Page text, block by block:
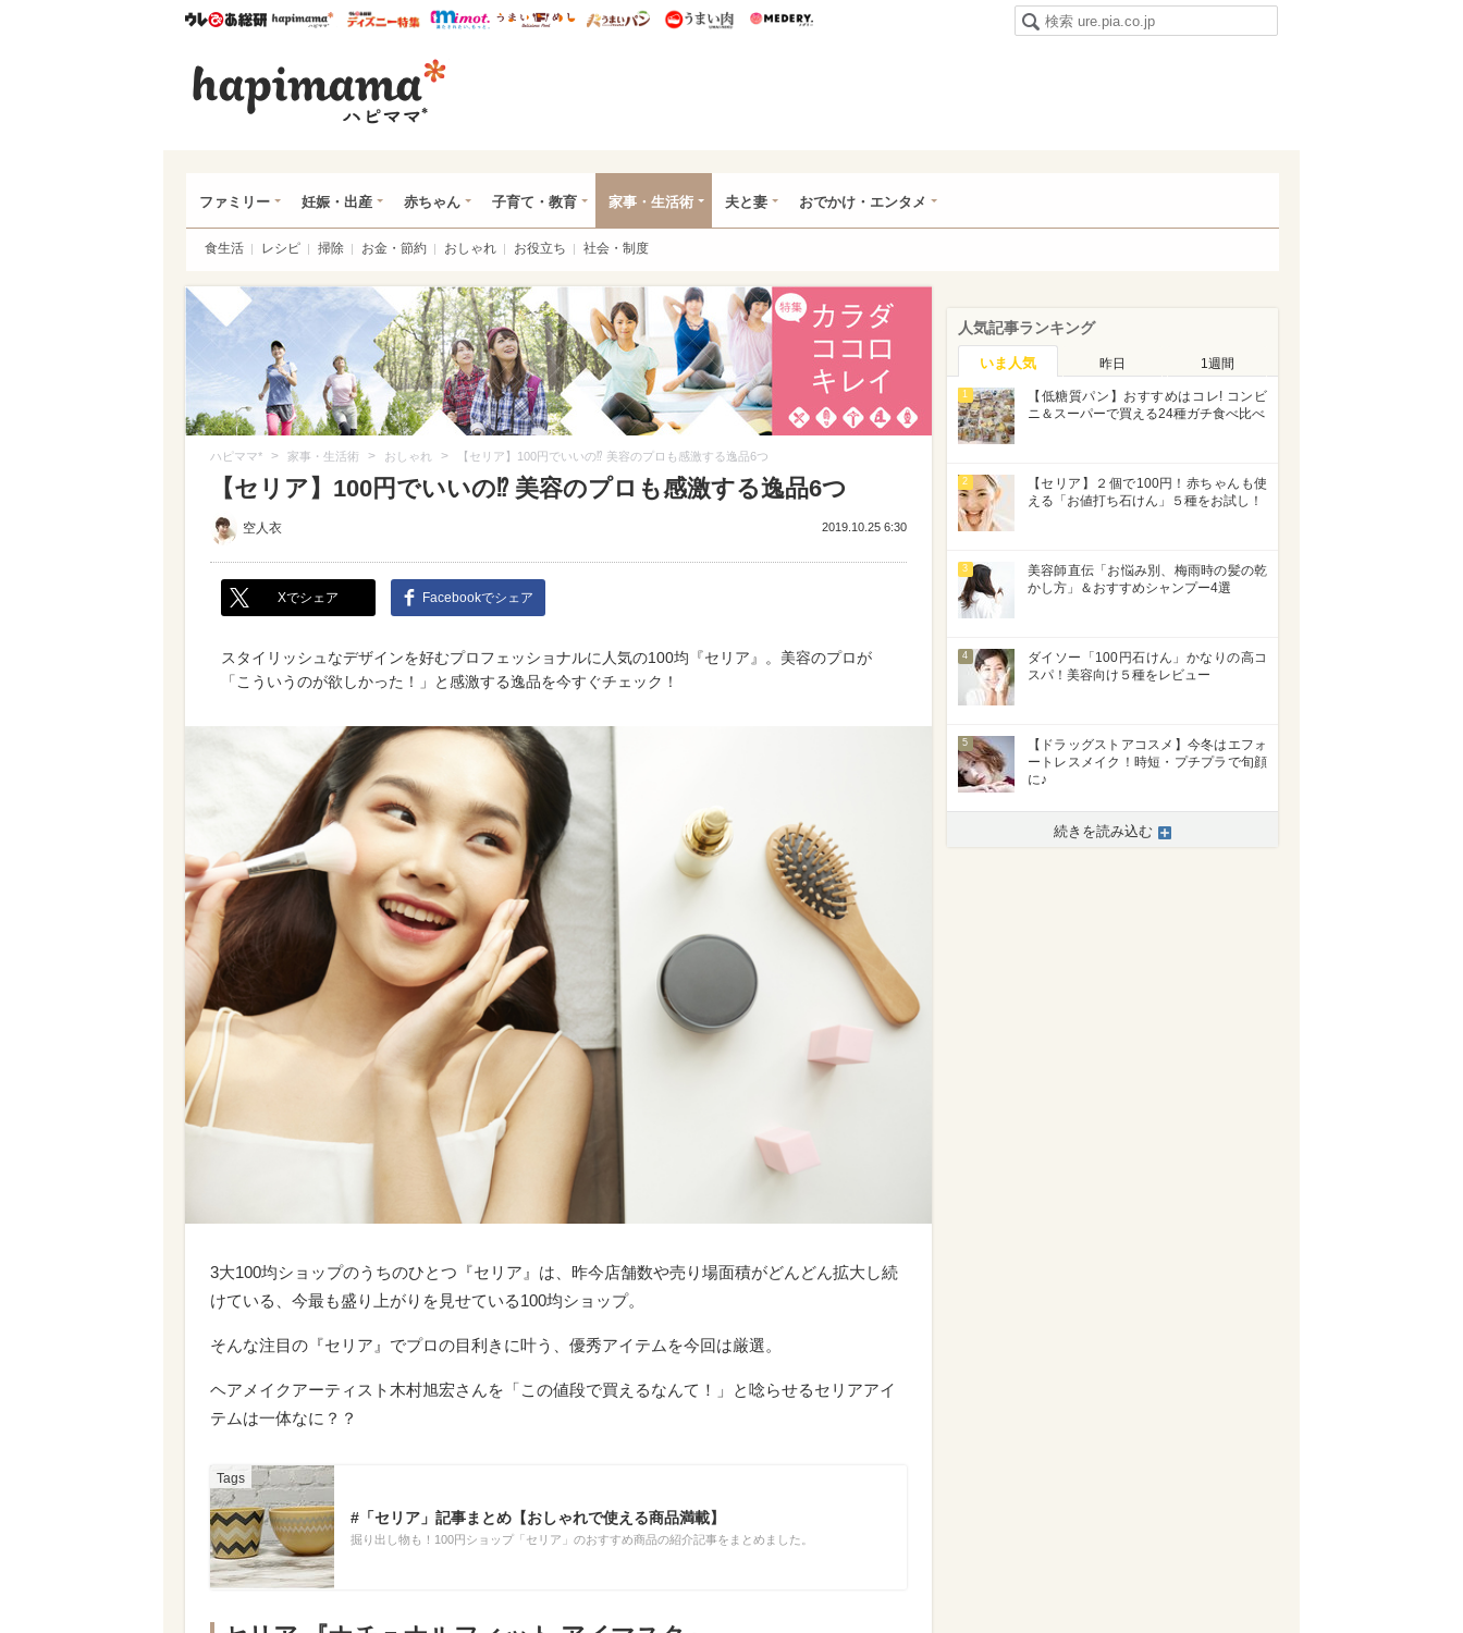
ウレぴあ総研ハピママ* ウレぴあ総研 ディズニー特集
mimot. うまいめし うまいパン うまい肉
ファミリー 妊娠・出産 赤ちゃん 子育て・教育 家事・生活術 夫と妻 おでかけ・エンタメ
食生活 レシピ 掃除 お金・節約 おしゃれ お役立ち 社会・制度
ハピママ* > 家事・生活術 > おしゃれ > 【セリア】100円でいいの⁉ 美容のプロも感激する逸品6つ
【セリア】100円でいいの⁉ 美容のプロも感激する逸品6つ
空人衣 2019.10.25 6:30
Xでシェア Facebookでシェア
スタイリッシュなデザインを好むプロフェッショナルに人気の100均『セリア』。美容のプロが
「こういうのが欲しかった！」と感激する逸品を今すぐチェック！
3大100均ショップのうちのひとつ『セリア』は、昨今店舗数や売り場面積がどんどん拡大し続
けている、今最も盛り上がりを見せている100均ショップ。
そんな注目の『セリア』でプロの目利きに叶う、優秀アイテムを今回は厳選。
ヘアメイクアーティスト木村旭宏さんを「この値段で買えるなんて！」と唸らせるセリアアイ
テムは一体なに？？
#「セリア」記事まとめ【おしゃれで使える商品満載】
掘り出し物も！100円ショップ「セリア」のおすすめ商品の紹介記事をまとめました。
人気記事ランキング
いま人気 昨日 1週間
1
【低糖質パン】おすすめはコレ! コンビ
ニ＆スーパーで買える24種ガチ食べ比べ
2
【セリア】２個で100円！赤ちゃんも使
える「お値打ち石けん」５種をお試し！
3
美容師直伝「お悩み別、梅雨時の髪の乾
かし方」＆おすすめシャンプー4選
4
ダイソー「100円石けん」かなりの高コ
スパ！美容向け５種をレビュー
5
【ドラッグストアコスメ】今冬はエフォ
ートレスメイク！時短・プチプラで旬顔
に♪
続きを読み込む